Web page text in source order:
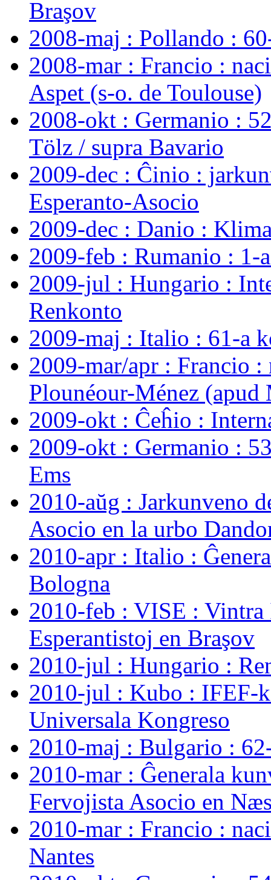
Braşov
2008-maj : Pollando :
2008-mar : Francio :
Aspet (s-o. de Toulouse)
2008-okt : Germanio :
Tölz / supra Bavario
2009-dec : Ĉinio :
Esperanto-Asocio
2009-dec : Danio :
2009-feb : Rumanio : 1-
2009-jul : Hungario :
Renkonto
2009-maj : Italio : 61-a
2009-mar/apr : Francio :
Plounéour-Ménez
2009-okt : Ĉeĥio :
2009-okt : Germanio :
Ems
2010-aŭg : Jarkunveno
Asocio en la urbo
2010-apr : Italio :
Bologna
2010-feb : VISE : Vintra
Esperantistoj en Braşov
2010-jul : Hungario :
2010-jul : Kubo : IFEF-
Universala Kongreso
2010-maj : Bulgario :
2010-mar : Ĝenerala
Fervojista Asocio en
2010-mar : Francio :
Nantes